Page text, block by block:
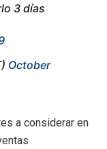
3 días
October
a considerar en